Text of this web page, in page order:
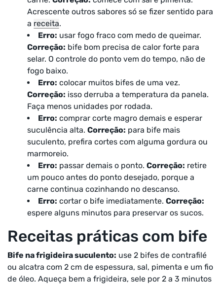
Acrescente outros sabores só se fizer sentido para
a receita.
Erro: usar fogo fraco com medo de queimar.
Correção: bife bom precisa de calor forte para
selar. O controle do ponto vem do tempo, não de
fogo baixo.
Erro: colocar muitos bifes de uma vez.
Correção: isso derruba a temperatura da panela.
Faça menos unidades por rodada.
Erro: comprar corte magro demais e esperar
suculência alta. Correção: para bife mais
suculento, prefira cortes com alguma gordura ou
marmoreio.
Erro: passar demais o ponto. Correção: retire
um pouco antes do ponto desejado, porque a
carne continua cozinhando no descanso.
Erro: cortar o bife imediatamente. Correção:
espere alguns minutos para preservar os sucos.
Receitas práticas com bife
Bife na frigideira suculento: use 2 bifes de contrafilé
ou alcatra com 2 cm de espessura, sal, pimenta e um fio
de óleo. Aqueça bem a frigideira, sele por 2 a 3 minutos